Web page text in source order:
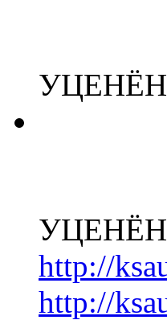
http://
http://